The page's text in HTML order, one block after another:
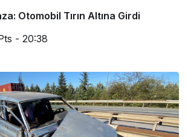
Otomobil Tırın Altına Girdi
- 20:38